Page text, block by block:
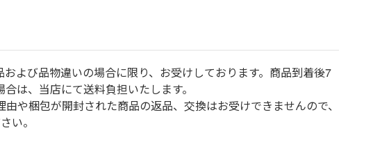
よび品物違いの場合に限り、お受けしております。商品到着後7
は、当店にて送料負担いたします。
や梱包が開封された商品の返品、交換はお受けできませんので、
い。